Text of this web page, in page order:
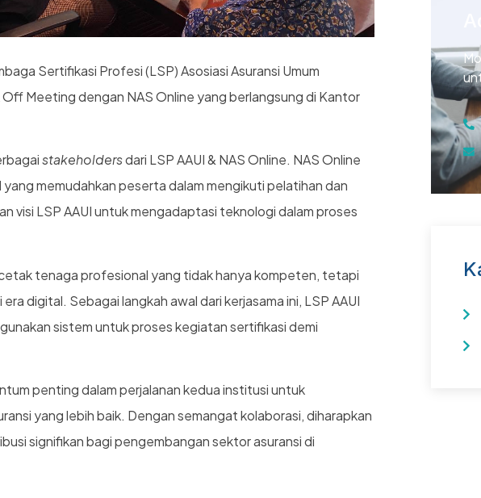
Sertifikasi Profesi (LSP) Asosiasi Asuransi Umum
Off Meeting dengan NAS Online yang berlangsung di Kantor
stakeholdersdari LSP AAUI & NAS Online. NAS Online
yang memudahkan peserta dalam mengikuti pelatihan dan
visi LSP AAUI untuk mengadaptasi teknologi dalam proses
tenaga profesional yang tidak hanya kompeten, tetapi
digital. Sebagai langkah awal dari kerjasama ini, LSP AAUI
sistem untuk proses kegiatan sertifikasi demi
penting dalam perjalanan kedua institusi untuk
yang lebih baik. Dengan semangat kolaborasi, diharapkan
signifikan bagi pengembangan sektor asuransi di